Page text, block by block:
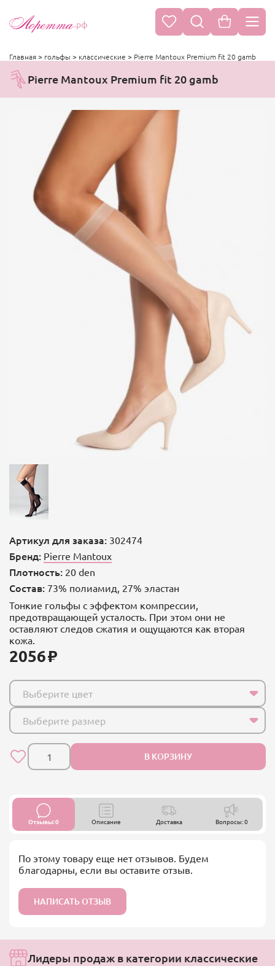
.рф
Главная> гольфы > классические > Pierre Mantoux Premium fit 20 gamb
Pierre Mantoux Premium fit 20 gamb
Артикул для заказа: 302474
Бренд: Pierre Mantoux
Плотность: 20 den
Состав: 73% полиамид, 27% эластан
Тонкие гольфы с эффектом компрессии,
предотвращающей усталость. При этом они не
оставляют следов сжатия и ощущаются как вторая
кожа.
2056
Выберите цвет
Выберите размер
В КОРЗИНУ
Отзывы: 0 Описание Доставка Вопросы: 0
По этому товару еще нет отзывов. Будем
благодарны, если вы оставите отзыв.
НАПИСАТЬ ОТЗЫВ
Лидеры продаж в категории классические